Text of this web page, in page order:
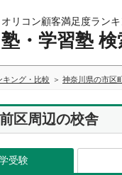
オリコン顧客満足度ラン
塾・学習塾 検
キング・比較 神奈川県の市区
区周辺の校舎
受験